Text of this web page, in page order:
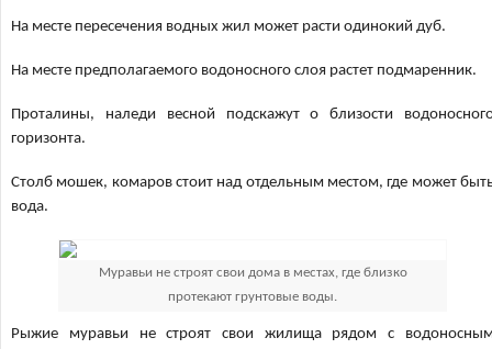
На месте пересечения водных жил может расти одинокий дуб.
На месте предполагаемого водоносного слоя растет подмаренник.
Проталины, наледи весной подскажут о близости
горизонта.
Столб мошек, комаров стоит над отдельным местом, где может
вода.
Муравьи не строят свои дома в местах, где близко
протекают грунтовые воды.
Рыжие муравьи не строят свои жилища рядом с